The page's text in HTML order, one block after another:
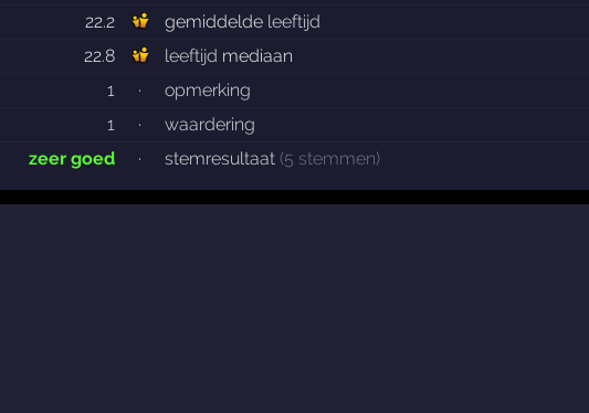
22.2
gemiddelde leeftijd
22.8
leeftijd mediaan
1
·
opmerking
1
·
waardering
zeer goed
· stemresultaat (5 stemmen)